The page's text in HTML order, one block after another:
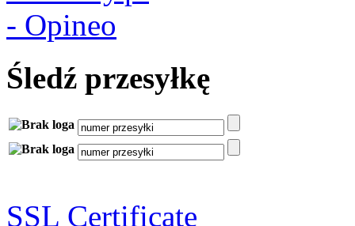
Śledź przesyłkę
SSL Certificate